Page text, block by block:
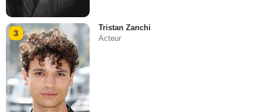
3
Tristan Zanchi
Acteur